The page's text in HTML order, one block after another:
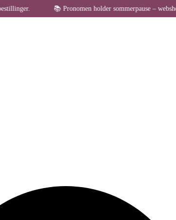
📚 Pronomen holder sommerpause – webshoppen